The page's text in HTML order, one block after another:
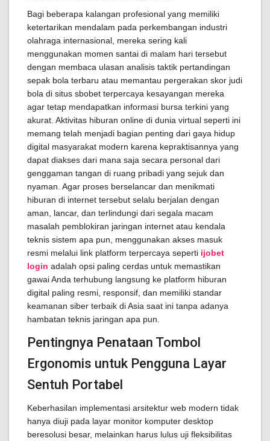
Bagi beberapa kalangan profesional yang memiliki
ketertarikan mendalam pada perkembangan industri
olahraga internasional, mereka sering kali
menggunakan momen santai di malam hari tersebut
dengan membaca ulasan analisis taktik pertandingan
sepak bola terbaru atau memantau pergerakan skor judi
bola di situs sbobet terpercaya kesayangan mereka
agar tetap mendapatkan informasi bursa terkini yang
akurat. Aktivitas hiburan online di dunia virtual seperti ini
memang telah menjadi bagian penting dari gaya hidup
digital masyarakat modern karena kepraktisannya yang
dapat diakses dari mana saja secara personal dari
genggaman tangan di ruang pribadi yang sejuk dan
nyaman. Agar proses berselancar dan menikmati
hiburan di internet tersebut selalu berjalan dengan
aman, lancar, dan terlindungi dari segala macam
masalah pemblokiran jaringan internet atau kendala
teknis sistem apa pun, menggunakan akses masuk
resmi melalui link platform terpercaya seperti ijobet
login adalah opsi paling cerdas untuk memastikan
gawai Anda terhubung langsung ke platform hiburan
digital paling resmi, responsif, dan memiliki standar
keamanan siber terbaik di Asia saat ini tanpa adanya
hambatan teknis jaringan apa pun.
Pentingnya Penataan Tombol
Ergonomis untuk Pengguna Layar
Sentuh Portabel
Keberhasilan implementasi arsitektur web modern tidak
hanya diuji pada layar monitor komputer desktop
beresolusi besar, melainkan harus lulus uji fleksibilitas